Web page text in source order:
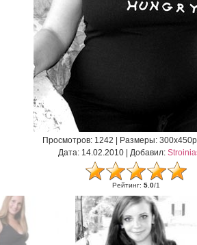
Просмотров: 1242 | Размеры:
Дата: 14.02.2010 | Добавил:
Рейтинг: 5.0/1